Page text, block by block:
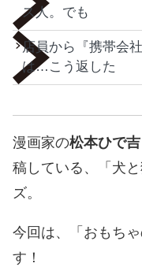
ス人。でも
店員から『携帯会
は…こう返した
漫画家の松本ひで吉
稿している、「犬
ズ。
今回は、「おもち
す！